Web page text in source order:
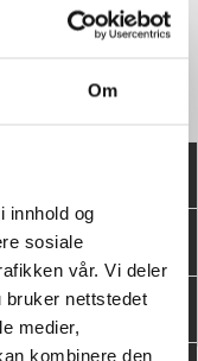
Om
innhold og
sosiale
vår. Vi deler
bruker nettstedet
medier,
kombinere den